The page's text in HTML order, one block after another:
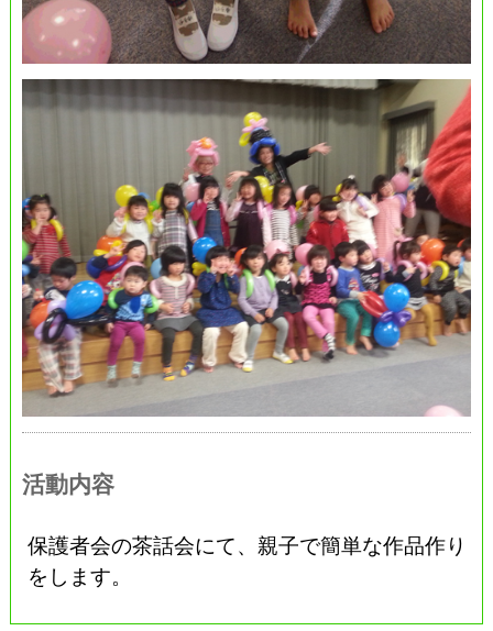
活動内容
保護者会の茶話会にて、親子で簡単な作品作り
をします。